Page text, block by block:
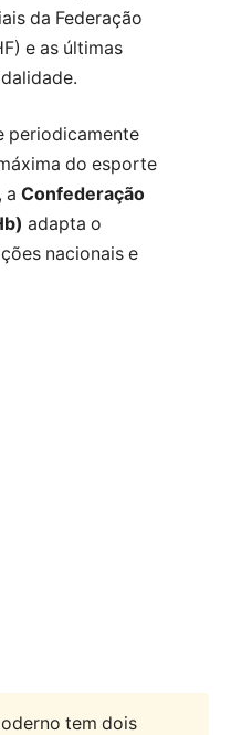
da Federação
e as últimas
periodicamente
do esporte
a Confederação
adapta o
nacionais e
tem dois